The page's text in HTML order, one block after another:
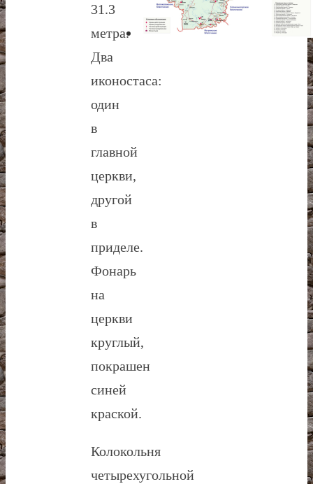
31.3
метра.
Два
иконостаса:
один
в
главной
церкви,
другой
в
приделе.
Фонарь
на
церкви
круглый,
покрашен
синей
краской.
Колокольня
четырехугольной